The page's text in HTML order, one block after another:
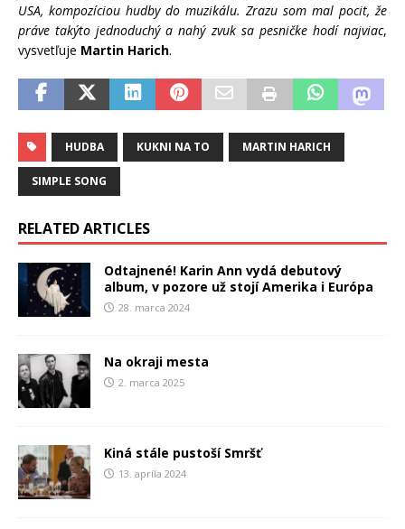
USA, kompozíciou hudby do muzikálu. Zrazu som mal pocit, že
práve takýto jednoduchý a nahý zvuk sa pesničke hodí najviac,
vysvetľuje Martin Harich.
HUDBA KUKNI NA TO MARTIN HARICH
SIMPLE SONG
RELATED ARTICLES
Odtajnené! Karin Ann vydá debutový
album, v pozore už stojí Amerika i Európa
28. marca 2024
Na okraji mesta
2. marca 2025
Kiná stále pustoší Smršť
13. apríla 2024